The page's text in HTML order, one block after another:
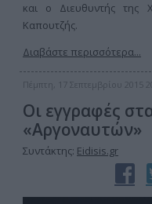
και ο Διευθυντής της
Καπουτζής.
Διαβάστε περισσότερα...
Πέμπτη, 17 Σεπτεμβρίου 2015
Οι εγγραφές
«Αργοναυτών»
Συντάκτης: Eidisis.gr